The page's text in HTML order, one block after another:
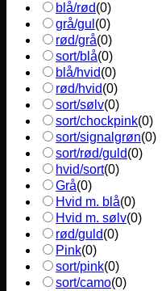
blå/rød(0)
grå/gul (0)
rød/grå(0)
sort/blå(0)
blå/hvid(0)
rød/hvid(0)
sort/sølv(0)
sort/chockpink(0)
sort/signalgrøn(0)
sort/rød/guld(0)
hvid/sort(0)
Grå(0)
Hvid m. blå(0)
Hvid m. sølv(0)
rød/guld(0)
Pink(0)
sort/pink(0)
sort/camo(0)